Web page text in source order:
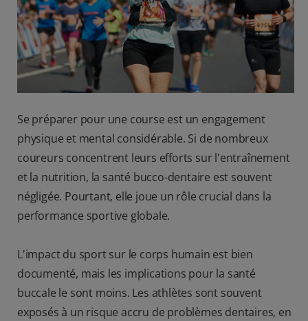
Se préparer pour une course est un engagement
physique et mental considérable. Si de nombreux
coureurs concentrent leurs efforts sur l'entraînement
et la nutrition, la santé bucco-dentaire est souvent
négligée. Pourtant, elle joue un rôle crucial dans la
performance sportive globale.
L'impact du sport sur le corps humain est bien
documenté, mais les implications pour la santé
buccale le sont moins. Les athlètes sont souvent
exposés à un risque accru de problèmes dentaires, en